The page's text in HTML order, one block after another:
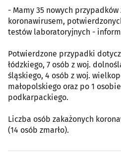
- Mamy 35 nowych przypadków
koronawirusem,
testów laboratoryjnych -
Potwierdzone przypadki
łódzkiego, 7 osób z woj.
śląskiego, 4 osób z woj.
małopolskiego oraz po 1
podkarpackiego.
Liczba osób zakażonych
(14 osób zmarło).